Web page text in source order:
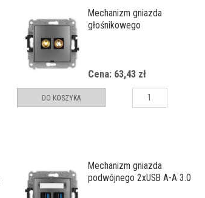
Mechanizm gniazda
głośnikowego
pozłacany, 4 mm2,
skręcany)
Cena: 63,43 zł
DO KOSZYKA
Mechanizm gniazda
podwójnego 2xUSB A-A 3.0